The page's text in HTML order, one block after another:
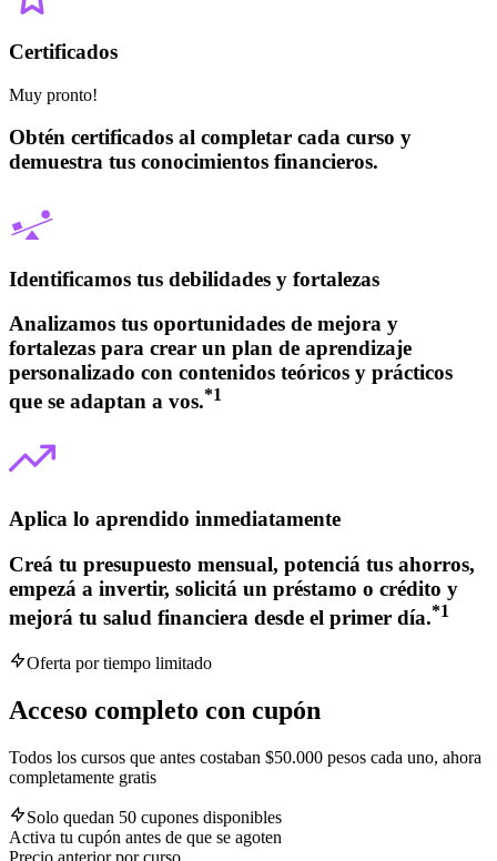
Certificados
Muy pronto!
Obtén certificados al completar cada curso y
demuestra tus conocimientos financieros.
Identificamos tus debilidades y fortalezas
Analizamos tus oportunidades de mejora y
fortalezas para crear un plan de aprendizaje
personalizado con contenidos teóricos y prácticos
que se adaptan a vos.*1
Aplica lo aprendido inmediatamente
Creá tu presupuesto mensual, potenciá tus ahorros,
empezá a invertir, solicitá un préstamo o crédito y
mejorá tu salud financiera desde el primer día.*1
Oferta por tiempo limitado
Acceso completo con cupón
Todos los cursos que antes costaban $50.000 pesos cada uno, ahora
completamente gratis
Solo quedan 50 cupones disponibles
Activa tu cupón antes de que se agoten
Precio anterior por curso